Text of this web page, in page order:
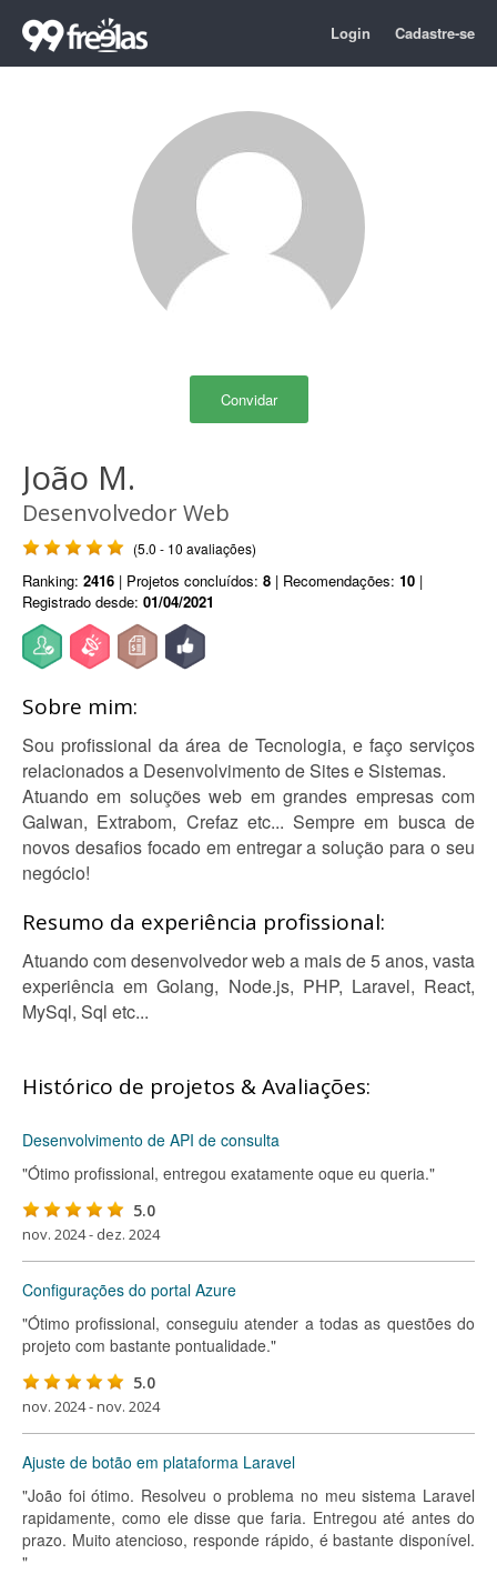
Login Cadastre-se
Convidar
João M.
Desenvolvedor Web
(5.0 - 10 avaliações)
Ranking: 2416 | Projetos concluídos: 8 | Recomendações: 10 |
Registrado desde: 01/04/2021
Sobre mim:
Sou profissional da área de Tecnologia, e faço serviços
relacionados a Desenvolvimento de Sites e Sistemas.
Atuando em soluções web em grandes empresas com
Galwan, Extrabom, Crefaz etc... Sempre em busca de
novos desafios focado em entregar a solução para o seu
negócio!
Resumo da experiência profissional:
Atuando com desenvolvedor web a mais de 5 anos, vasta
experiência em Golang, Node.js, PHP, Laravel, React,
MySql, Sql etc...
Histórico de projetos & Avaliações:
Desenvolvimento de API de consulta
"Ótimo profissional, entregou exatamente oque eu queria."
5.0
nov. 2024 - dez. 2024
Configurações do portal Azure
"Ótimo profissional, conseguiu atender a todas as questões do
projeto com bastante pontualidade."
5.0
nov. 2024 - nov. 2024
Ajuste de botão em plataforma Laravel
"João foi ótimo. Resolveu o problema no meu sistema Laravel
rapidamente, como ele disse que faria. Entregou até antes do
prazo. Muito atencioso, responde rápido, é bastante disponível.
"